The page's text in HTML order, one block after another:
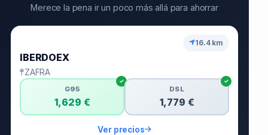
Merece la pena ir un poco más allá para ahorrar
16.4 km
IBERDOEX
ZAFRA
G95
1,629 €
DSL
1,779 €
Ver precios